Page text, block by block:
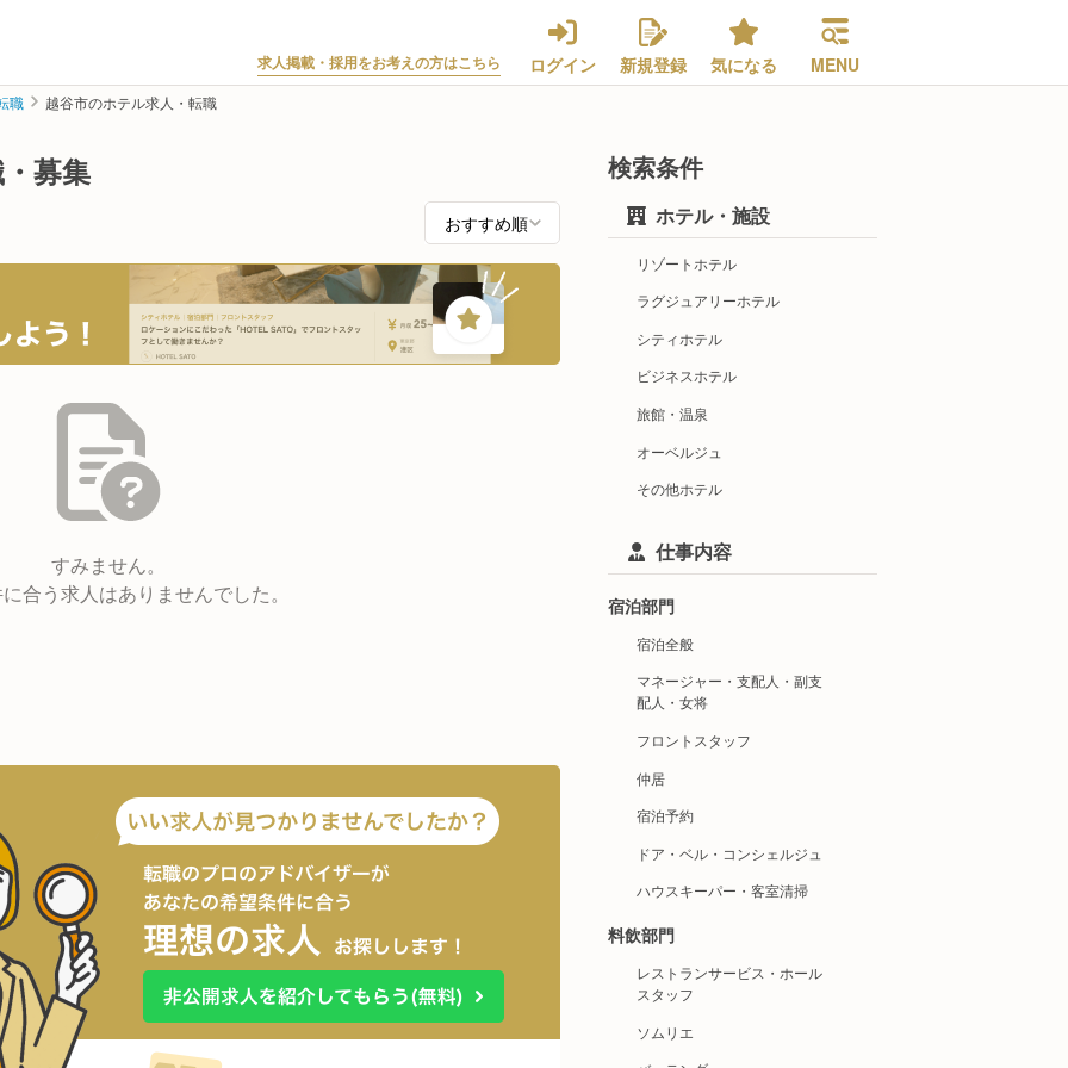
求人掲載・採用をお考えの方はこちら ログイン 新規登録 気になる MENU
職 越谷市のホテル求人・転職
募集
すみません。
合う求人はありませんでした。
検索条件
ホテル・施設
リゾートホテル
ラグジュアリーホテル
シティホテル
ビジネスホテル
旅館・温泉
オーベルジュ
その他ホテル
仕事内容
宿泊部門
宿泊全般
マネージャー・支配人・副支
配人・女将
フロントスタッフ
仲居
宿泊予約
ドア・ベル・コンシェルジュ
ハウスキーパー・客室清掃
料飲部門
レストランサービス・ホール
スタッフ
ソムリエ